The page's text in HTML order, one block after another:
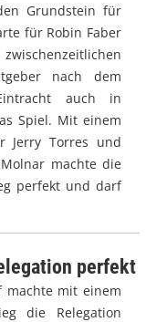
Grundstein für
für Robin Faber
nach dem
auch in
Spiel. Mit einem
Jerry Torres und
machte die
perfekt und darf
perfekt
machte mit einem
die Relegation